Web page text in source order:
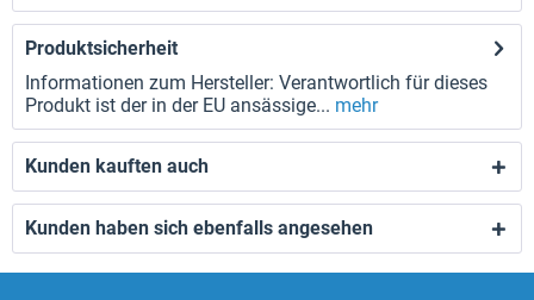
Produktsicherheit
Informationen zum Hersteller: Verantwortlich für dieses
Produkt ist der in der EU ansässige... mehr
Kunden kauften auch
Kunden haben sich ebenfalls angesehen